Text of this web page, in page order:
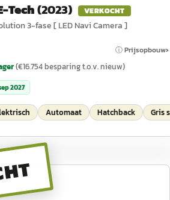
Tech(2023) VERKOCHT
3-fase [ LED Navi Camera ]
ⓘ Prijsopbouw
(€16.754besparing t.o.v. nieuw)
2027
Automaat Hatchback Gris